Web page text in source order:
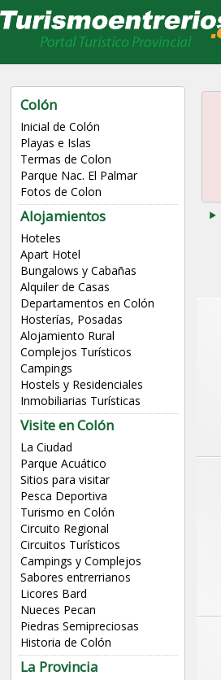
Colón
Inicial de Colón
Playas e Islas
Termas de Colon
Parque Nac. El Palmar
Fotos de Colon
Alojamientos
Hoteles
Apart Hotel
Bungalows y Cabañas
Alquiler de Casas
Departamentos en Colón
Hosterías, Posadas
Alojamiento Rural
Complejos Turísticos
Campings
Hostels y Residenciales
Inmobiliarias Turísticas
Visite en Colón
La Ciudad
Parque Acuático
Sitios para visitar
Pesca Deportiva
Turismo en Colón
Circuito Regional
Circuitos Turísticos
Campings y Complejos
Sabores entrerrianos
Licores Bard
Nueces Pecan
Piedras Semipreciosas
Historia de Colón
La Provincia